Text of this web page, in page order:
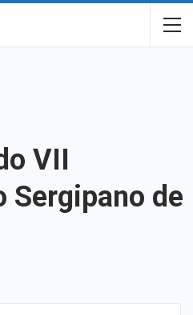
VII
Sergipano de